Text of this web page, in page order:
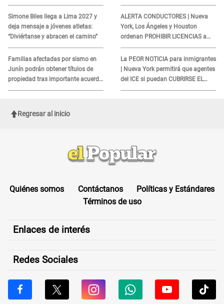
Simone Biles llega a Lima 2027 y
deja mensaje a jóvenes atletas:
“Diviértanse y abracen el camino”
Familias afectadas por sismo en
Junín podrán obtener títulos de
propiedad tras importante acuerdo
de Cofopri
ALERTA CONDUCTORES | Nueva
York, Los Ángeles y Houston
ordenan PROHIBIR LICENCIAS a
quienes no presenten ESTE
DOCUMENTO
La PEOR NOTICIA para inmigrantes
| Nueva York permitirá que agentes
del ICE si puedan CUBRIRSE EL
ROSTRO
Regresar al inicio
Quiénes somos Contáctanos
Políticas y Estándares
Términos de uso
Enlaces de interés
Redes Sociales